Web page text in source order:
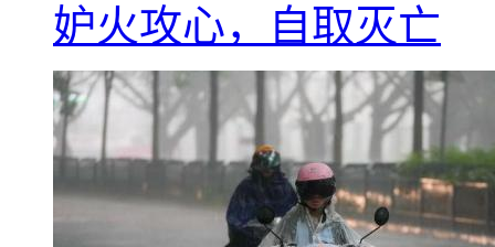
妒火攻心，自取灭亡